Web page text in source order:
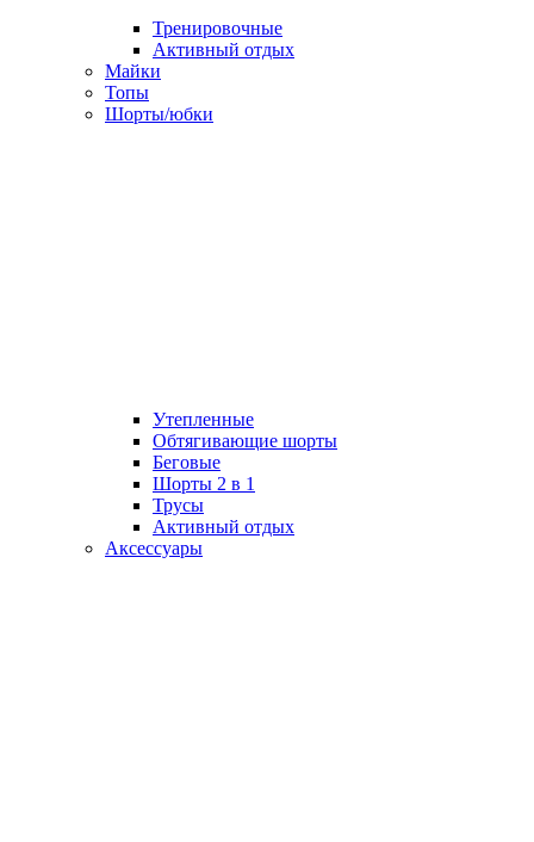
Тренировочные
Активный отдых
Майки
Топы
Шорты/юбки
Утепленные
Обтягивающие шорты
Беговые
Шорты 2 в 1
Трусы
Активный отдых
Аксессуары